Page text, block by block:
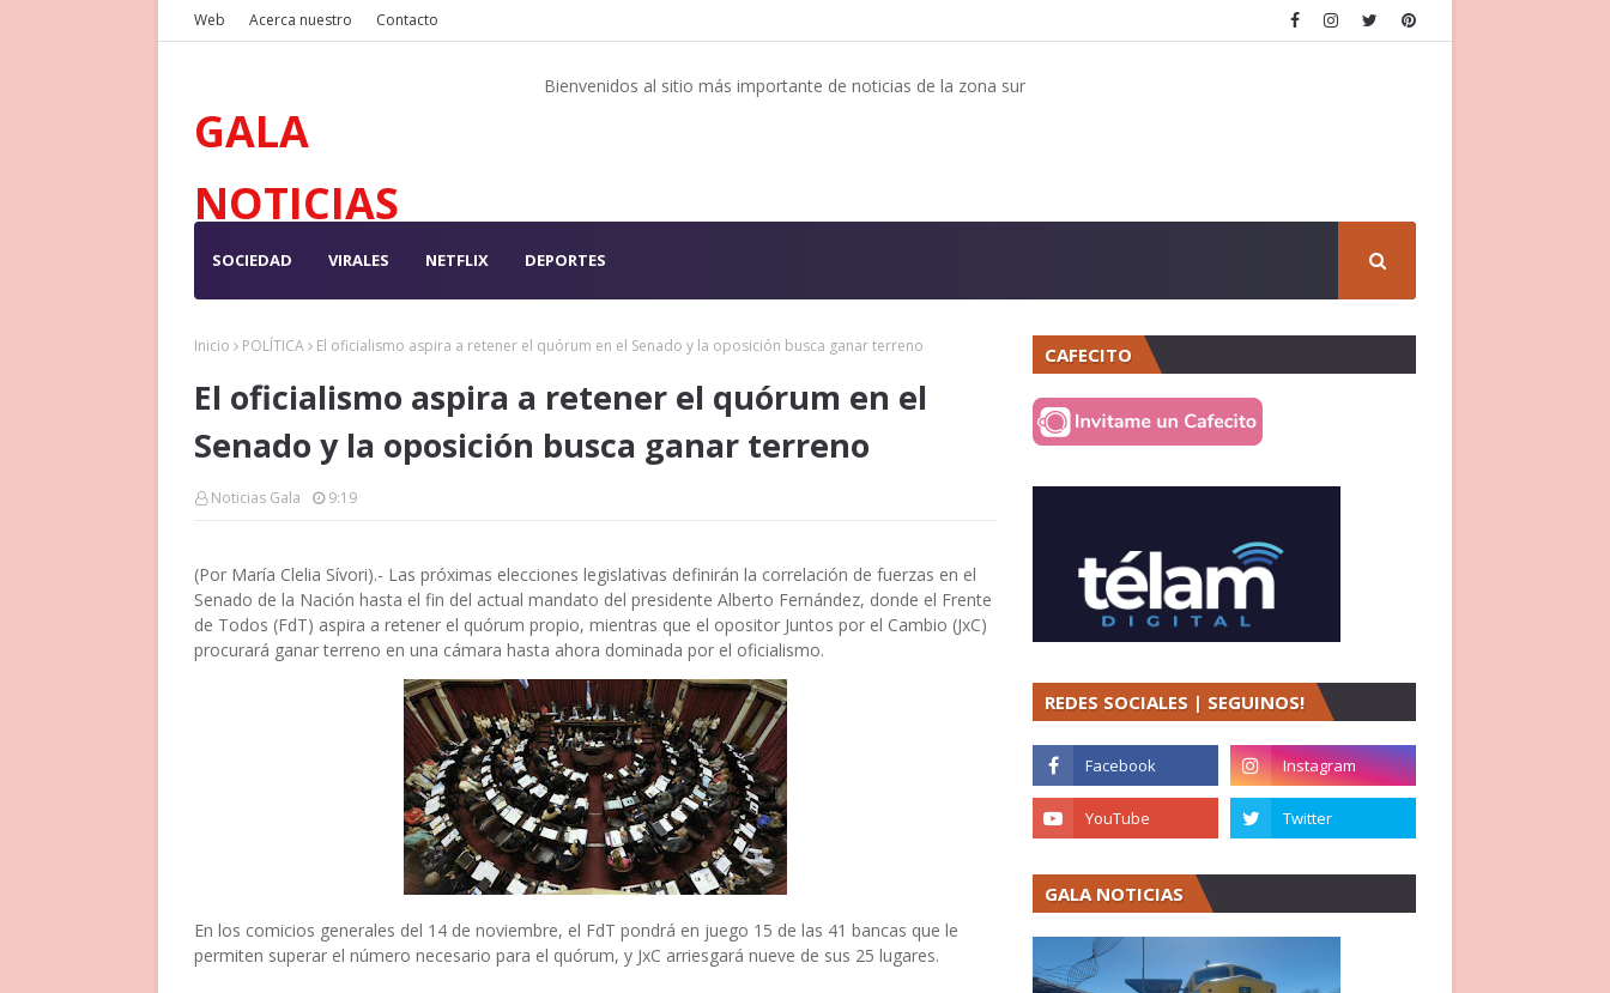
Web Acerca nuestro Contacto
GALA
NOTICIAS
Bienvenidos al sitio más importante de noticias de la zona sur
SOCIEDAD VIRALES NETFLIX DEPORTES
Inicio POLÍTICA El oficialismo aspira a retener el quórum en el Senado y la oposición busca ganar terreno
El oficialismo aspira a retener el quórum en el
Senado y la oposición busca ganar terreno
Noticias Gala 9:19
(Por María Clelia Sívori).- Las próximas elecciones legislativas definirán la correlación de fuerzas en el
Senado de la Nación hasta el fin del actual mandato del presidente Alberto Fernández, donde el Frente
de Todos (FdT) aspira a retener el quórum propio, mientras que el opositor Juntos por el Cambio (JxC)
procurará ganar terreno en una cámara hasta ahora dominada por el oficialismo.
En los comicios generales del 14 de noviembre, el FdT pondrá en juego 15 de las 41 bancas que le
permiten superar el número necesario para el quórum, y JxC arriesgará nueve de sus 25 lugares.
CAFECITO
REDES SOCIALES | SEGUINOS!
GALA NOTICIAS